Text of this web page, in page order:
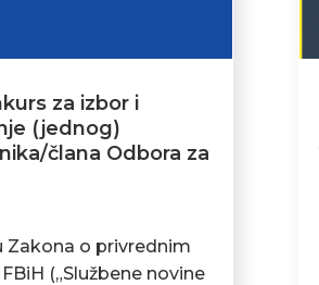
za izbor i
(jednog)
člana Odbora za
Zakona o privrednim
(„Službene novine